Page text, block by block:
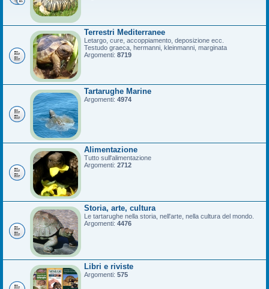
Terrestri Mediterranee
Letargo, cure, accoppiamento, deposizione ecc.
Testudo graeca, hermanni, kleinmanni, marginata
Argomenti: 8719
Tartarughe Marine
Argomenti: 4974
Alimentazione
Tutto sull'alimentazione
Argomenti: 2712
Storia, arte, cultura
Le tartarughe nella storia, nell'arte, nella cultura del mondo.
Argomenti: 4476
Libri e riviste
Argomenti: 575